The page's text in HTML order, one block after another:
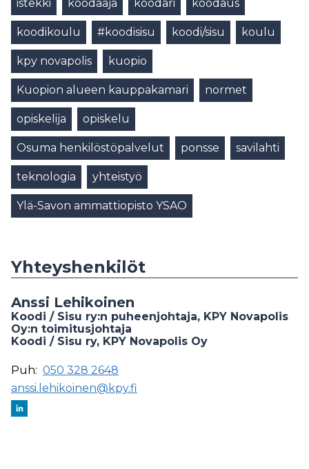
istekki koodaaja koodari koodaus
koodikoulu #koodisisu koodi/sisu koulu
kpy novapolis kuopio
Kuopion alueen kauppakamari normet
opiskelija opiskelu
Osuma henkilöstöpalvelut ponsse savilahti
teknologia yhteistyö
Ylä-Savon ammattiopisto YSAO
Yhteyshenkilöt
Anssi Lehikoinen
Koodi / Sisu ry:n puheenjohtaja, KPY Novapolis
Oy:n toimitusjohtaja
Koodi / Sisu ry, KPY Novapolis Oy
Puh: 050 328 2648
anssi.lehikoinen@kpy.fi